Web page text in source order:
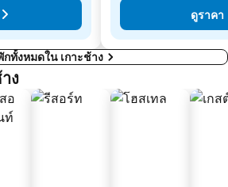
ดูราคา
กทั้งหมดใน เกาะช้าง
ง